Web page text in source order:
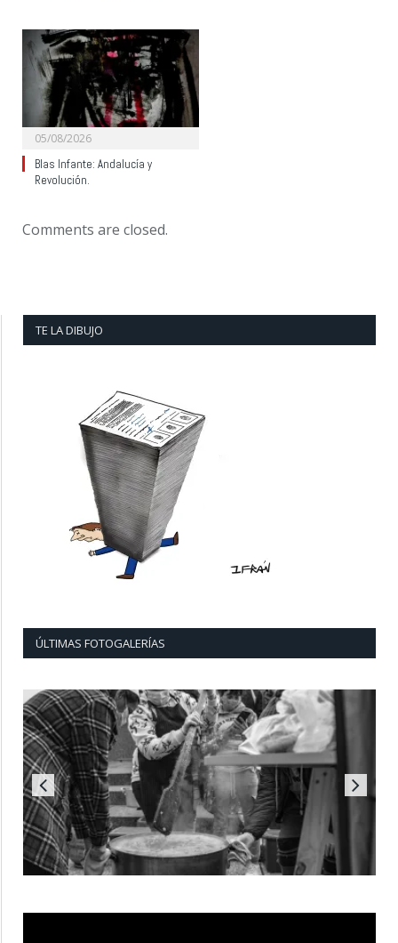
05/08/2026
Blas Infante: Andalucía y
Revolución.
Comments are closed.
TE LA DIBUJO
ÚLTIMAS FOTOGALERÍAS